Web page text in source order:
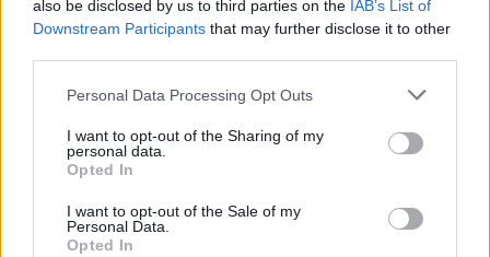
also be disclosed by us to third parties on the IAB’s List of
Downstream Participants that may further disclose it to other
Personal Data Processing Opt Outs
I want to opt-out of the Sharing of my
personal data.
Opted In
I want to opt-out of the Sale of my
Personal Data.
Opted In